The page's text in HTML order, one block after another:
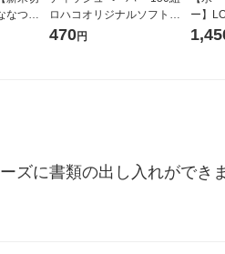
なつぼ
和7年産
ロハコオリジナルソフトパ
ックティッシュ フィオナ オ
470円
ー】
1箱（
ズに書類の出し入れができま